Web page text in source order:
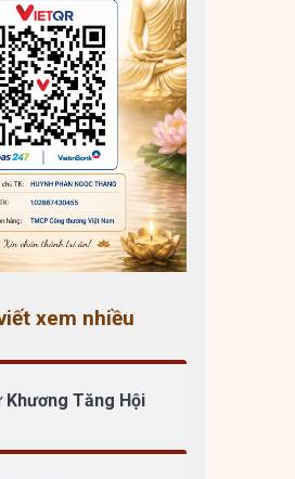
xem nhiều
Khương Tăng Hội